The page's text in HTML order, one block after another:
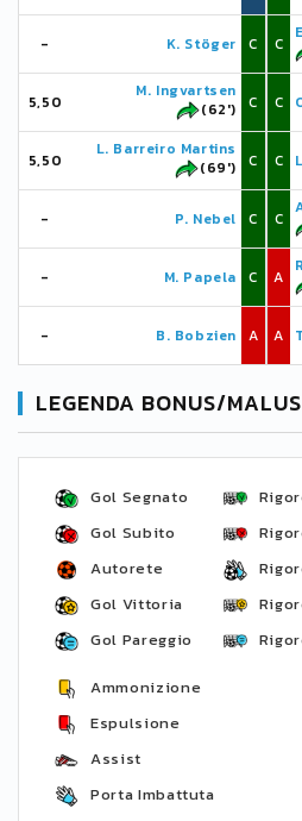
- K. Stöger C
5,50
M. Ingvartsen
(62')
C
5,50
L. Barreiro Martins
(69')
C
- P. Nebel C
- M. Papela C
- B. Bobzien A
C
C
C
C
A
A
LEGENDA BONUS/MALUS
Gol Segnato
Gol Subito
Autorete
Gol Vittoria
Gol Pareggio
Ammonizione
Espulsione
Assist
Porta Imbattuta